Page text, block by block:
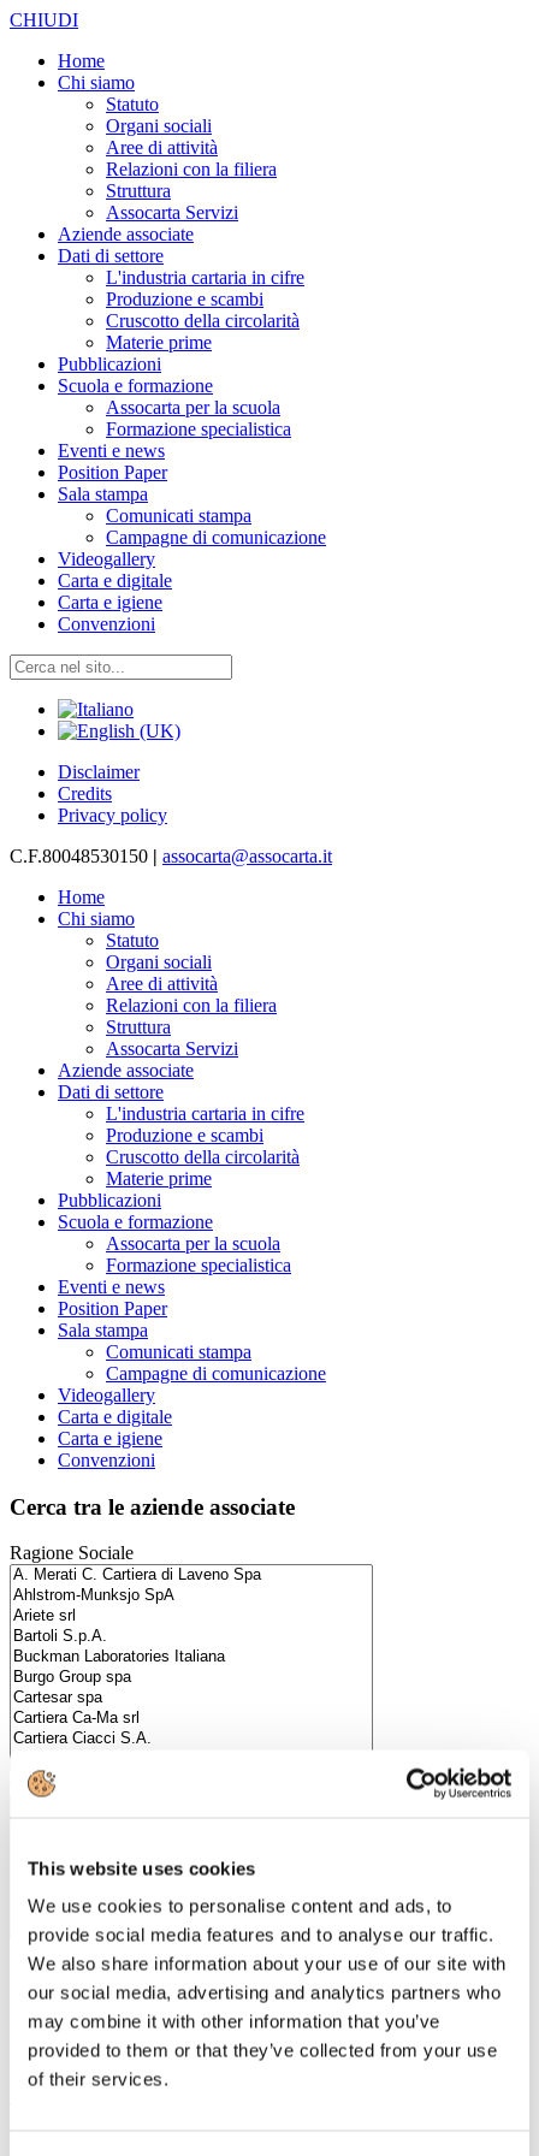
This website uses cookies
We use cookies to personalise content and ads, to
provide social media features and to analyse our traffic.
We also share information about your use of our site with
our social media, advertising and analytics partners who
may combine it with other information that you’ve
provided to them or that they’ve collected from your use
of their services.
CHIUDI
Home
Chi siamo
Statuto
Organi sociali
Aree di attività
Relazioni con la filiera
Struttura
Assocarta Servizi
Aziende associate
Dati di settore
L'industria cartaria in cifre
Produzione e scambi
Cruscotto della circolarità
Materie prime
Pubblicazioni
Scuola e formazione
Assocarta per la scuola
Formazione specialistica
Eventi e news
Position Paper
Sala stampa
Comunicati stampa
Campagne di comunicazione
Videogallery
Carta e digitale
Carta e igiene
Convenzioni
Disclaimer
Credits
Privacy policy
C.F.80048530150 | assocarta@assocarta.it
Home
Chi siamo
Statuto
Organi sociali
Aree di attività
Relazioni con la filiera
Struttura
Assocarta Servizi
Aziende associate
Dati di settore
L'industria cartaria in cifre
Produzione e scambi
Cruscotto della circolarità
Materie prime
Pubblicazioni
Scuola e formazione
Assocarta per la scuola
Formazione specialistica
Eventi e news
Position Paper
Sala stampa
Comunicati stampa
Campagne di comunicazione
Videogallery
Carta e digitale
Carta e igiene
Convenzioni
Cerca tra le aziende associate
Ragione Sociale
Categorie merceologiche
Scopri i Soci Aggregati
Milano
Bastioni di Porta Volta, 7 - 20121 Milano